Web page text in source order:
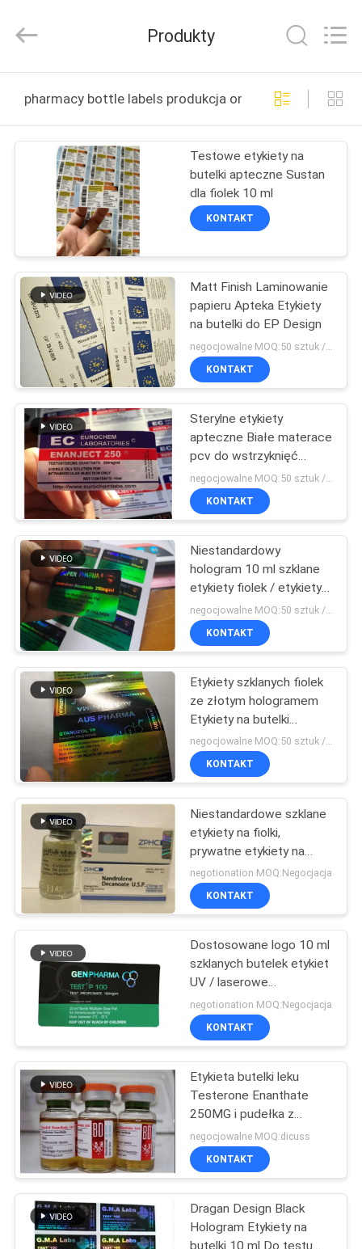
PRODUKTY
WYCIECZKA
PO
FABRYCE
KONTROLA
JAKOŚCI
SKONTAKTUJ
SIĘ
NAMI
AKTUALNOŚCI
SPRAWY
SITEMAP
PRIVACY
POLICY
Reserved.
Produkty
pharmacy bottle labels produkcja online
Testowe etykiety na
butelki apteczne Sustan
dla fiolek 10 ml
KONTAKT
Matt Finish Laminowanie
papieru Apteka Etykiety
na butelki do EP Design
negocjowalne MOQ:50 sztuk / nazwa
KONTAKT
Sterylne etykiety
apteczne Białe materace
pcv do wstrzyknięć
domięśniowych
KONTAKT
Niestandardowy
hologram 10 ml szklane
etykiety fiolek / etykiety
apteczne Super Pharma
Deisgn
KONTAKT
Etykiety szklanych fiolek
ze złotym hologramem
Etykiety na butelki
apteczne firmy Aus
Pharma Design
negocjowalne MOQ:50 sztuk / nazwa
KONTAKT
Niestandardowe szklane
etykiety na fiolki,
prywatne etykiety na
butelki z olejkami
eterycznymi Błyszczące
wykończenie
negotionation MOQ:Negocjacja
KONTAKT
Dostosowane logo 10 ml
szklanych butelek etykiet
UV / laserowe
wykończenia
negotionation MOQ:Negocjacja
KONTAKT
Etykieta butelki leku
Testerone Enanthate
250MG i pudełka z
nakrętkami i korkami
negocjowalne MOQ:dicuss
KONTAKT
Dragan Design Black
Hologram Etykiety na
butelki 10 ml Do testu